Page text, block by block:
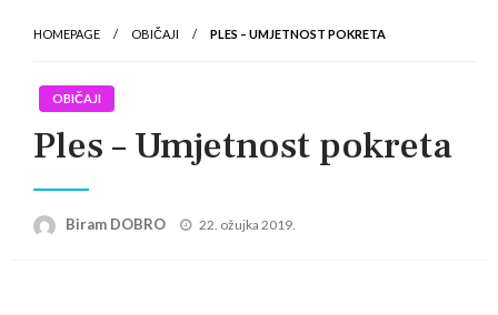
HOMEPAGE OBIČAJI PLES – UMJETNOST POKRETA
OBIČAJI
Ples – Umjetnost pokreta
Biram DOBRO
Posted
22. ožujka 2019.